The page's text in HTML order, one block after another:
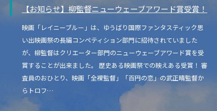
【お知らせ】柳監督ニューウェーブアワード賞受賞！
映画「レイニーブルー」は、ゆうばり国際ファンタスティック思
い出映画祭の長編コンペティション部門に招待されていました
が、柳監督はクリエーター部門のニューウェーブアワード賞を受
賞することが出来ました。 歴史ある映画祭での映えある受賞！ 審
査員のおひとり、映画「全裸監督」「百円の恋」の武正晴監督か
らトロフ…